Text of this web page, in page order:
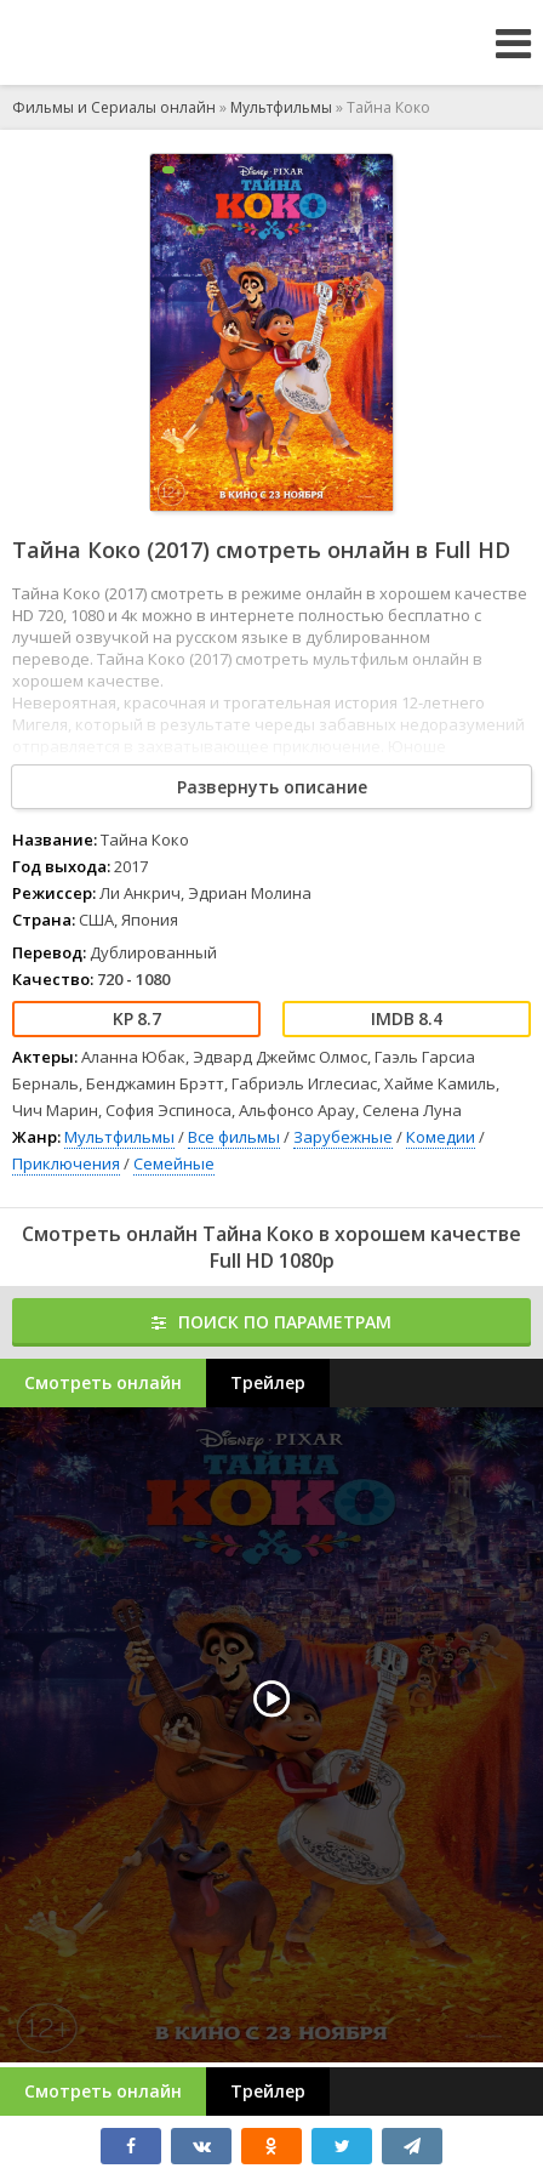
Фильмы и Сериалы онлайн » Мультфильмы » Тайна Коко
Тайна Коко (2017) смотреть онлайн в Full HD
Тайна Коко (2017) смотреть в режиме онлайн в хорошем качестве
HD 720, 1080 и 4к можно в интернете полностью бесплатно с
лучшей озвучкой на русском языке в дублированном
переводе. Тайна Коко (2017) смотреть мультфильм онлайн в
хорошем качестве.
Невероятная, красочная и трогательная история 12-летнего
Мигеля, который в результате череды забавных недоразумений
предстоит разгадать семейную тайну столетней давности,
и устроить встречу родственников, какой еще не бывало
в истории!
191192 193 194195196197
1 23 45 678
Развернуть описание
Название:Тайна Коко
Год выхода:2017
Режиссер:Ли Анкрич, Эдриан Молина
Страна: США, Япония
Перевод: Дублированный
Качество: 720 - 1080
8.7 8.4
Актеры:Аланна Юбак, Эдвард Джеймс Олмос, Гаэль Гарсиа
Берналь, Бенджамин Брэтт, Габриэль Иглесиас, Хайме Камиль,
Чич Марин, София Эспиноса, Альфонсо Арау, Селена Луна
Жанр:Мультфильмы /Все фильмы / Зарубежные /Комедии /
Приключения /Семейные
Смотреть онлайн Тайна Коко в хорошем качестве
Full HD 1080p
ПОИСК ПО ПАРАМЕТРАМ
Смотреть онлайн Трейлер
Смотреть онлайн Трейлер